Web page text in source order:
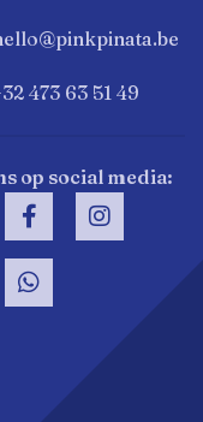
473 63 51 49
op social media: